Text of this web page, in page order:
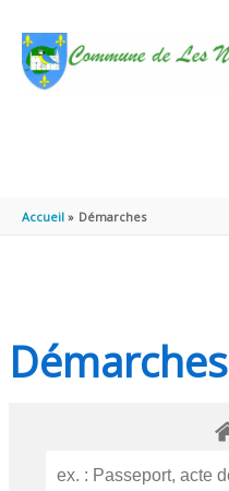
Accueil Démarches
Démarches